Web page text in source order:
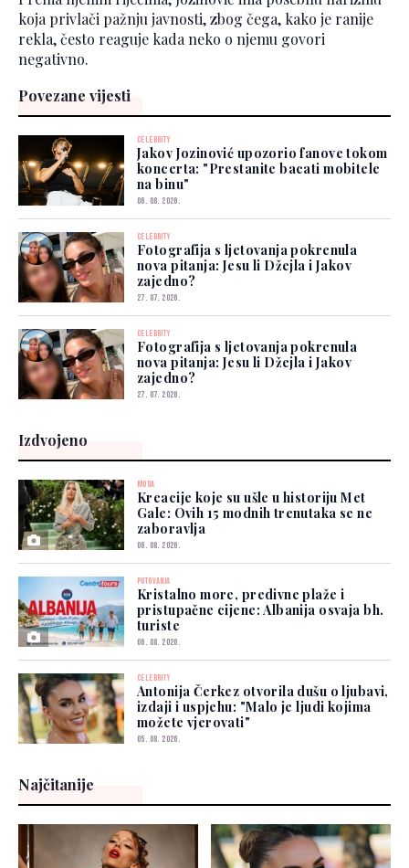
koja privlači pažnju javnosti, zbog čega, kako je ranije
rekla, često reaguje kada neko o njemu govori
negativno.
Povezane vijesti
CELEBRITY
Jakov Jozinović upozorio fanove tokom
koncerta: "Prestanite bacati mobitele
na binu"
06. 08. 2026.
CELEBRITY
Fotografija s ljetovanja pokrenula
nova pitanja: Jesu li Džejla i Jakov
zajedno?
27. 07. 2026.
CELEBRITY
Fotografija s ljetovanja pokrenula
nova pitanja: Jesu li Džejla i Jakov
zajedno?
27. 07. 2026.
Izdvojeno
MODA
Kreacije koje su ušle u historiju Met
Gale: Ovih 15 modnih trenutaka se ne
zaboravlja
06. 08. 2026.
PUTOVANJA
Kristalno more, predivne plaže i
pristupačne cijene: Albanija osvaja bh.
turiste
06. 08. 2026.
CELEBRITY
Antonija Čerkez otvorila dušu o ljubavi,
izdaji i uspjehu: "Malo je ljudi kojima
možete vjerovati"
05. 08. 2026.
Najčitanije